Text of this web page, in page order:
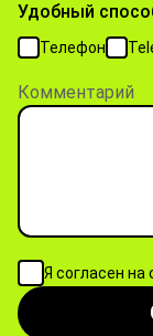
Удобный
Телефон
Комментарий
Я согласен на